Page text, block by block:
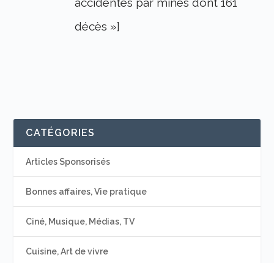
décès »]
CATÉGORIES
Articles Sponsorisés
Bonnes affaires, Vie pratique
Ciné, Musique, Médias, TV
Cuisine, Art de vivre